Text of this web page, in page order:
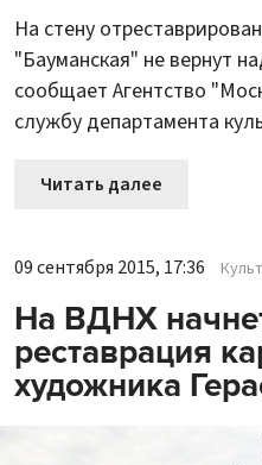
На стену
"Бауманская" не вернут
сообщает Агентство
службу департамента
Читать далее
09 сентября 2015, 17:36
На ВДНХ
реставрация
художника